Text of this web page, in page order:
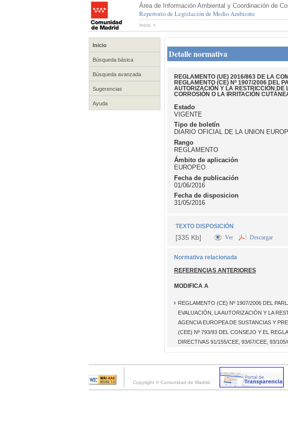
Área de Información Ambiental y Coordinación de
Repertorio de Legislación de Medio Ambiente
Inicio >
Inicio
Búsqueda básica
Búsqueda avanzada
Sugerencias
Ayuda
Detalle normativa
REGLAMENTO (UE) 2016/863 DE LA
REGLAMENTO (CE) Nº 1907/2006 DEL
AUTORIZACIÓN Y LA RESTRICCIÓN DE
CORROSIÓN O LA IRRITACIÓN
Estado
VIGENTE
Tipo de boletín
DIARIO OFICIAL DE LA UNION
Rango
REGLAMENTO
Ámbito de aplicación
EUROPEO
Fecha de publicación
01/06/2016
Fecha de disposicion
31/05/2016
TEXTO DISPOSICIÓN
[335 Kb] Ver Descargar
Normativa relacionada
REFERENCIAS ANTERIORES
MODIFICA A
REGLAMENTO (CE) Nº 1907/2006 DEL
EVALUACIÓN, LA AUTORIZACIÓN Y LA
AGENCIA EUROPEA DE SUSTANCIAS Y
(CEE) Nº 793/93 DEL CONSEJO Y EL
DIRECTIVAS 91/155/CEE, 93/67/CEE, 93/
Copyright © Comunidad de Madrid.